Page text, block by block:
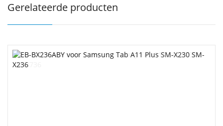
Gerelateerde producten